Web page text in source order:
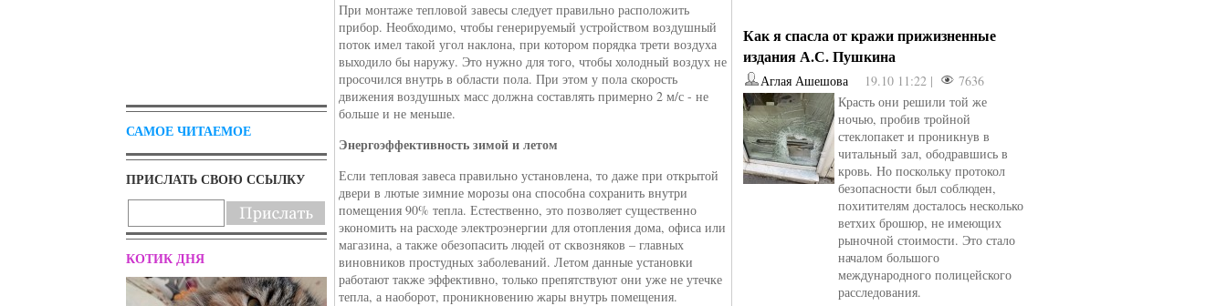
САМОЕ ЧИТАЕМОЕ
ПРИСЛАТЬ СВОЮ ССЫЛКУ
КОТИК ДНЯ
При монтаже тепловой завесы следует правильно расположить
прибор. Необходимо, чтобы генерируемый устройством воздушный
поток имел такой угол наклона, при котором порядка трети воздуха
выходило бы наружу. Это нужно для того, чтобы холодный воздух не
просочился внутрь в области пола. При этом у пола скорость
движения воздушных масс должна составлять примерно 2 м/с - не
больше и не меньше.
Энергоэффективность зимой и летом
Если тепловая завеса правильно установлена, то даже при открытой
двери в лютые зимние морозы она способна сохранить внутри
помещения 90% тепла. Естественно, это позволяет существенно
экономить на расходе электроэнергии для отопления дома, офиса или
магазина, а также обезопасить людей от сквозняков – главных
виновников простудных заболеваний. Летом данные установки
работают также эффективно, только препятствуют они уже не утечке
тепла, а наоборот, проникновению жары внутрь помещения.
Как я спасла от кражи прижизненные
издания А.С. Пушкина
Аглая Ашешова 19.10 11:22 |
7636
Красть они решили той же
ночью, пробив тройной
стеклопакет и проникнув в
читальный зал, ободравшись в
кровь. Но поскольку протокол
безопасности был соблюден,
похитителям досталось несколько
ветхих брошюр, не имеющих
рыночной стоимости. Это стало
началом большого
международного полицейского
расследования.